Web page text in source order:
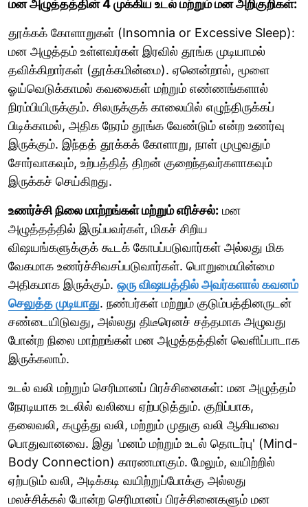
மன அழுத்தத்தின் 4 முக்கிய உடல் மற்றும் மன அறிகுறிகள்:
தூக்கக் கோளாறுகள் (Insomnia or Excessive Sleep):
மன அழுத்தம் உள்ளவர்கள் இரவில் தூங்க முடியாமல்
தவிக்கிறார்கள் (தூக்கமின்மை). ஏனென்றால், மூளை
ஓய்வெடுக்காமல் கவலைகள் மற்றும் எண்ணங்களால்
நிரம்பியிருக்கும். சிலருக்குக் காலையில் எழுந்திருக்கப்
பிடிக்காமல், அதிக நேரம் தூங்க வேண்டும் என்ற உணர்வு
இருக்கும். இந்தத் தூக்கக் கோளாறு, நாள் முழுவதும்
சோர்வாகவும், உற்பத்தித் திறன் குறைந்தவர்களாகவும்
இருக்கச் செய்கிறது.
உணர்ச்சி நிலை மாற்றங்கள் மற்றும் எரிச்சல்: மன
அழுத்தத்தில் இருப்பவர்கள், மிகச் சிறிய
விஷயங்களுக்குக் கூடக் கோபப்படுவார்கள் அல்லது மிக
வேகமாக உணர்ச்சிவசப்படுவார்கள். பொறுமையின்மை
அதிகமாக இருக்கும். ஒரு விஷயத்தில் அவர்களால் கவனம்
செலுத்த முடியாது. நண்பர்கள் மற்றும் குடும்பத்தினருடன்
சண்டையிடுவது, அல்லது திடீரெனச் சத்தமாக அழுவது
போன்ற நிலை மாற்றங்கள் மன அழுத்தத்தின் வெளிப்பாடாக
இருக்கலாம்.
உடல் வலி மற்றும் செரிமானப் பிரச்சினைகள்: மன அழுத்தம்
நேரடியாக உடலில் வலியை ஏற்படுத்தும். குறிப்பாக,
தலைவலி, கழுத்து வலி, மற்றும் முதுகு வலி ஆகியவை
பொதுவானவை. இது 'மனம் மற்றும் உடல் தொடர்பு' (Mind-
Body Connection) காரணமாகும். மேலும், வயிற்றில்
ஏற்படும் வலி, அடிக்கடி வயிற்றுப்போக்கு அல்லது
மலச்சிக்கல் போன்ற செரிமானப் பிரச்சினைகளும் மன